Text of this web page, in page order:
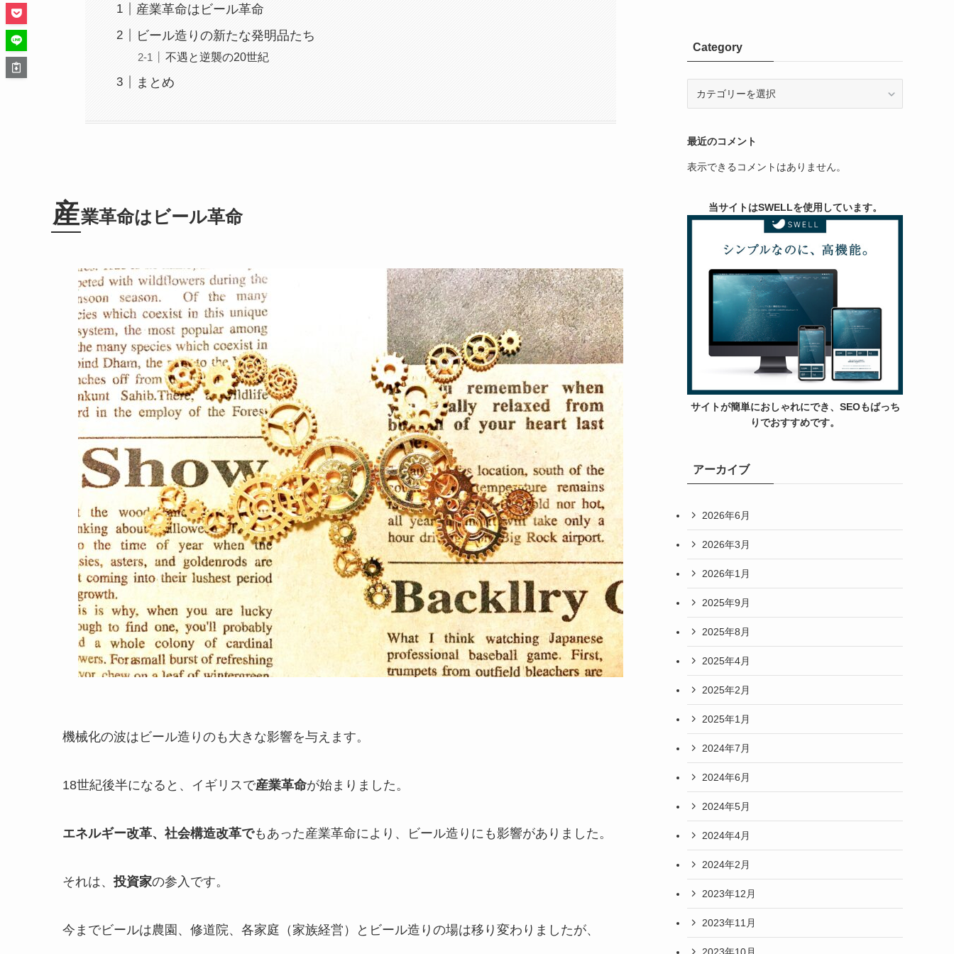
産業革命はビール革命
ビール造りの新たな発明品たち
不遇と逆襲の20世紀
まとめ
産業革命はビール革命
機械化の波はビール造りのも大きな影響を与えます。
18世紀後半になると、イギリスで産業革命が始まりました。
エネルギー改革、社会構造改革でもあった産業革命により、ビール造りにも影響がありました。
それは、投資家の参入です。
今までビールは農園、修道院、各家庭（家族経営）とビール造りの場は移り変わりましたが、
Category
最近のコメント
表示できるコメントはありません。
当サイトはSWELLを使用しています。
サイトが簡単におしゃれにでき、SEOもばっち
りでおすすめです。
アーカイブ
2026年6月
2026年3月
2026年1月
2025年9月
2025年8月
2025年4月
2025年2月
2025年1月
2024年7月
2024年6月
2024年5月
2024年4月
2024年2月
2023年12月
2023年11月
2023年10月